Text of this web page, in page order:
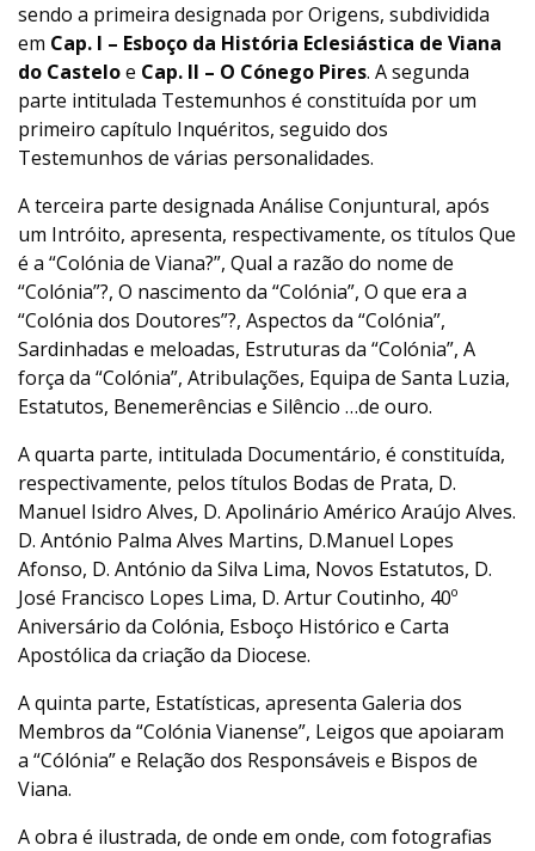
sendo a primeira designada por Origens, subdividida
em Cap. I – Esboço da História Eclesiástica de Viana
do Casteloe Cap. II – O Cónego Pires. A segunda
parte intitulada Testemunhos é constituída por um
primeiro capítulo Inquéritos, seguido dos
Testemunhos de várias personalidades.
A terceira parte designada Análise Conjuntural, após
um Intróito, apresenta, respectivamente, os títulos Que
é a “Colónia de Viana?”, Qual a razão do nome de
“Colónia”?, O nascimento da “Colónia”, O que era a
“Colónia dos Doutores”?, Aspectos da “Colónia”,
Sardinhadas e meloadas, Estruturas da “Colónia”, A
força da “Colónia”, Atribulações, Equipa de Santa Luzia,
Estatutos, Benemerências e Silêncio …de ouro.
A quarta parte, intitulada Documentário, é constituída,
respectivamente, pelos títulos Bodas de Prata, D.
Manuel Isidro Alves, D. Apolinário Américo Araújo Alves.
D. António Palma Alves Martins, D.Manuel Lopes
Afonso, D. António da Silva Lima, Novos Estatutos, D.
José Francisco Lopes Lima, D. Artur Coutinho, 40º
Aniversário da Colónia, Esboço Histórico e Carta
Apostólica da criação da Diocese.
A quinta parte, Estatísticas, apresenta Galeria dos
Membros da “Colónia Vianense”, Leigos que apoiaram
a “Cólónia” e Relação dos Responsáveis e Bispos de
Viana.
A obra é ilustrada, de onde em onde, com fotografias